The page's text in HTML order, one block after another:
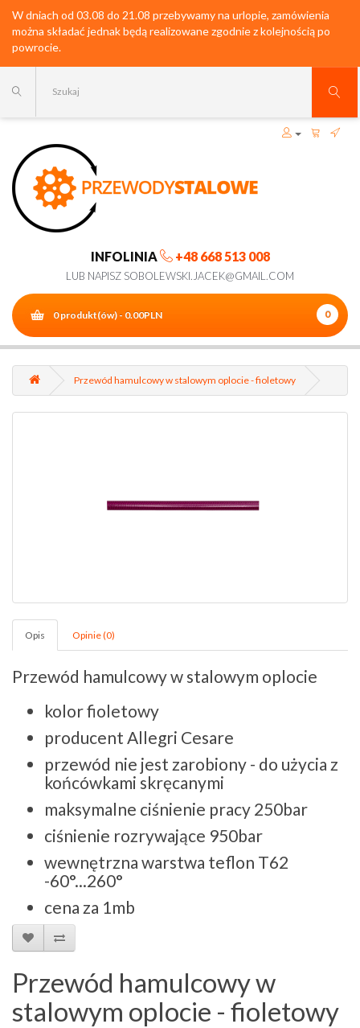
W dniach od 03.08 do 21.08 przebywamy na urlopie, zamówienia
można składać jednak będą realizowane zgodnie z kolejnością po
powrocie.
INFOLINIA +48 668 513 008
LUB NAPISZ SOBOLEWSKI.JACEK@GMAIL.COM
0 produkt(ów) - 0.00PLN 0
Przewód hamulcowy w stalowym oplocie - fioletowy
Opis Opinie (0)
Przewód hamulcowy w stalowym oplocie
kolor fioletowy
producent Allegri Cesare
przewód nie jest zarobiony - do użycia z
końcówkami skręcanymi
maksymalne ciśnienie pracy 250bar
ciśnienie rozrywające 950bar
wewnętrzna warstwa teflon T62
-60°...260°
cena za 1mb
Przewód hamulcowy w
stalowym oplocie - fioletowy